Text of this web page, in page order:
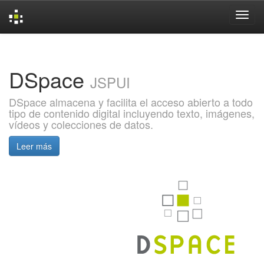
DSpace JSPUI
DSpace almacena y facilita el acceso abierto a todo
tipo de contenido digital incluyendo texto, imágenes,
vídeos y colecciones de datos.
Leer más